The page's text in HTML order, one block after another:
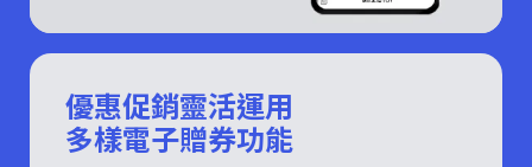
優惠促銷靈活運用
多樣電子贈券功能